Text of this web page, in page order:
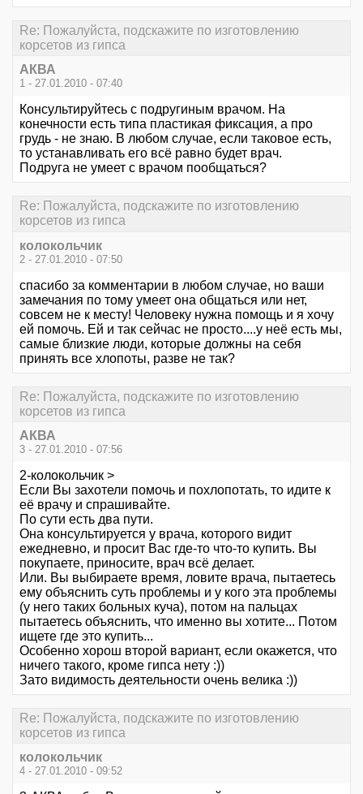
Re: Пожалуйста, подскажите по изготовлению
корсетов из гипса
АКВА
1 - 27.01.2010 - 07:40
Консультируйтесь с подругиным врачом. На
конечности есть типа пластикая фиксация, а про
грудь - не знаю. В любом случае, если таковое есть,
то устанавливать его всё равно будет врач.
Подруга не умеет с врачом пообщаться?
Re: Пожалуйста, подскажите по изготовлению
корсетов из гипса
колокольчик
2 - 27.01.2010 - 07:50
спасибо за комментарии в любом случае, но ваши
замечания по тому умеет она общаться или нет,
совсем не к месту! Человеку нужна помощь и я хочу
ей помочь. Ей и так сейчас не просто....у неё есть мы,
самые близкие люди, которые должны на себя
принять все хлопоты, разве не так?
Re: Пожалуйста, подскажите по изготовлению
корсетов из гипса
АКВА
3 - 27.01.2010 - 07:56
2-колокольчик >
Если Вы захотели помочь и похлопотать, то идите к
её врачу и спрашивайте.
По сути есть два пути.
Она консультируется у врача, которого видит
ежедневно, и просит Вас где-то что-то купить. Вы
покупаете, приносите, врач всё делает.
Или. Вы выбираете время, ловите врача, пытаетесь
ему объяснить суть проблемы и у кого эта проблемы
(у него таких больных куча), потом на пальцах
пытаетесь объяснить, что именно вы хотите... Потом
ищете где это купить...
Особенно хорош второй вариант, если окажется, что
ничего такого, кроме гипса нету :))
Зато видимость деятельности очень велика :))
Re: Пожалуйста, подскажите по изготовлению
корсетов из гипса
колокольчик
4 - 27.01.2010 - 09:52